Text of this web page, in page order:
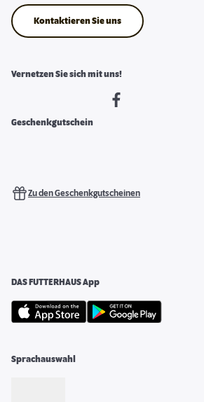
Kontaktieren Sie uns
Vernetzen Sie sich mit uns!
Geschenkgutschein
Zu den Geschenkgutscheinen
DAS FUTTERHAUS App
Sprachauswahl